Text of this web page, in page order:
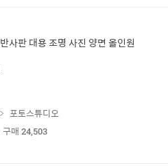
사판 대용 조명 사진 양면 올인원
포토스튜디오
구매 24,503